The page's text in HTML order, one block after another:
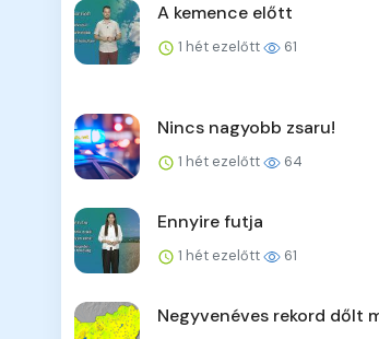
A kemence előtt
1 hét ezelőtt 61
Nincs nagyobb zsaru!
1 hét ezelőtt 64
Ennyire futja
1 hét ezelőtt 61
Negyvenéves rekord dőlt